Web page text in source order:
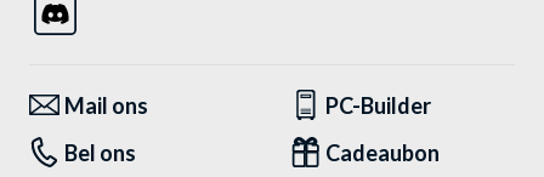
Mail ons
PC-Builder
Bel ons
Cadeaubon